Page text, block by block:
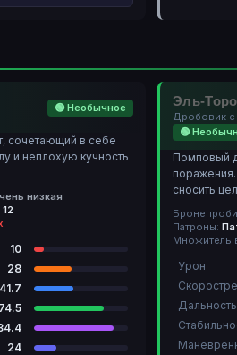
🟢 Необычное
сочетающий в себе
и неплохую кучность
низкая
12
10
28
41.7
74.5
24
Эль-Торо
Дробовик
🟢
Помповый
сносить
Патроны:
Множитель
Урон
Дальность